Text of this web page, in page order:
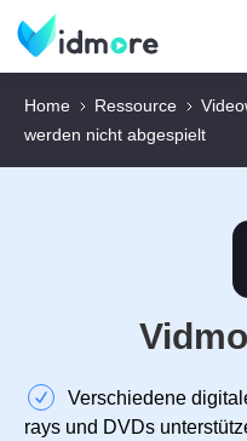
Home Ressource
werden nicht abgespielt
Verschiedene
rays und DVDs